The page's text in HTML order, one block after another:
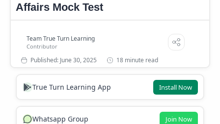
Affairs Mock Test
18 minute read
True Turn Learning App Install Now
Whatsapp Group Join Now